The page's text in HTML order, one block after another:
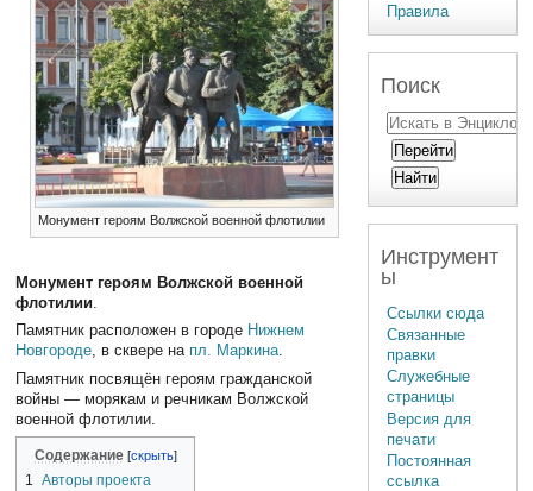
Монумент героям Волжской военной флотилии
Монумент героям Волжской военной
флотилии
Памятник расположен в городе Нижнем
Новгороде, в сквере на пл. Маркина.
Памятник посвящён героям гражданской
войны — морякам и речникам Волжской
военной флотилии.
Содержание
1
Авторы проекта
Правила
Поиск
Инструмент
ы
Ссылки сюда
Связанные
правки
Служебные
страницы
Версия для
печати
Постоянная
ссылка